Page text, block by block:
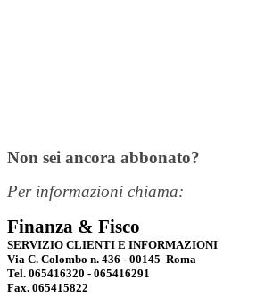
Non sei ancora abbonato?
Per informazioni chiama:
Finanza & Fisco
SERVIZIO CLIENTI E INFORMAZIONI
Via C. Colombo n. 436 - 00145 Roma
Tel. 065416320 - 065416291
Fax. 065415822